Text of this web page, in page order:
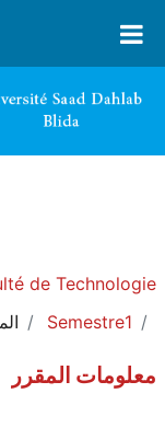
de Technologie
Semestre1
معلومات المقرر